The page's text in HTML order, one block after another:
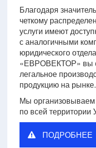
Благодаря
четкому
услуги имеют
с аналогичными
юридического
«ЕВРОВЕКТОР» вы
легальное
продукцию на рынке.
Мы
по всей территории
ПОДРОБНЕЕ